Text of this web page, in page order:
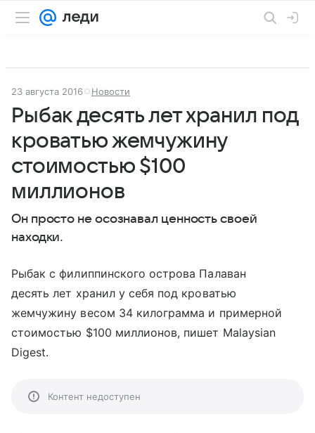
23 августа 2016 Новости
Рыбак десять лет хранил под
кроватью жемчужину
стоимостью $100
миллионов
Он просто не осознавал ценность своей
находки.
Рыбак с филиппинского острова Палаван
десять лет хранил у себя под кроватью
жемчужину весом 34 килограмма и примерной
стоимостью $100 миллионов, пишет Malaysian
Digest.
Контент недоступен